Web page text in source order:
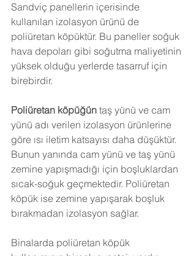
Sandviç panellerin içerisinde
kullanılan izolasyon ürünü de
poliüretan köpüktür. Bu paneller soğuk
hava depoları gibi soğutma maliyetinin
yüksek olduğu yerlerde tasarruf için
birebirdir.
Poliüretan köpüğün taş yünü ve cam
yünü adı verilen izolasyon ürünlerine
göre ısı iletim katsayısı daha düşüktür.
Bunun yanında cam yünü ve taş yünü
zemine yapışmadığı için boşluklardan
sıcak-soğuk geçmektedir. Poliüretan
köpük ise zemine yapışarak boşluk
bırakmadan izolasyon sağlar.
Binalarda poliüretan köpük